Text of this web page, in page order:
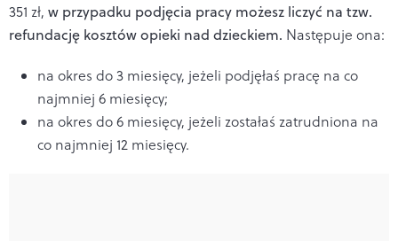
351 zł, w przypadku podjęcia pracy możesz liczyć na tzw.
refundację kosztów opieki nad dzieckiem. Następuje ona:
na okres do 3 miesięcy, jeżeli podjęłaś pracę na co
najmniej 6 miesięcy;
na okres do 6 miesięcy, jeżeli zostałaś zatrudniona na
co najmniej 12 miesięcy.